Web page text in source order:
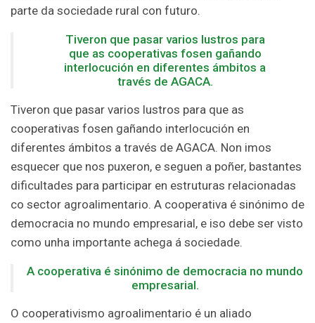
parte da sociedade rural con futuro.
Tiveron que pasar varios lustros para
que as cooperativas fosen gañando
interlocución en diferentes ámbitos a
través de AGACA.
Tiveron que pasar varios lustros para que as
cooperativas fosen gañando interlocución en
diferentes ámbitos a través de AGACA. Non imos
esquecer que nos puxeron, e seguen a poñer, bastantes
dificultades para participar en estruturas relacionadas
co sector agroalimentario. A cooperativa é sinónimo de
democracia no mundo empresarial, e iso debe ser visto
como unha importante achega á sociedade.
A cooperativa é sinónimo de democracia no mundo
empresarial.
O cooperativismo agroalimentario é un aliado